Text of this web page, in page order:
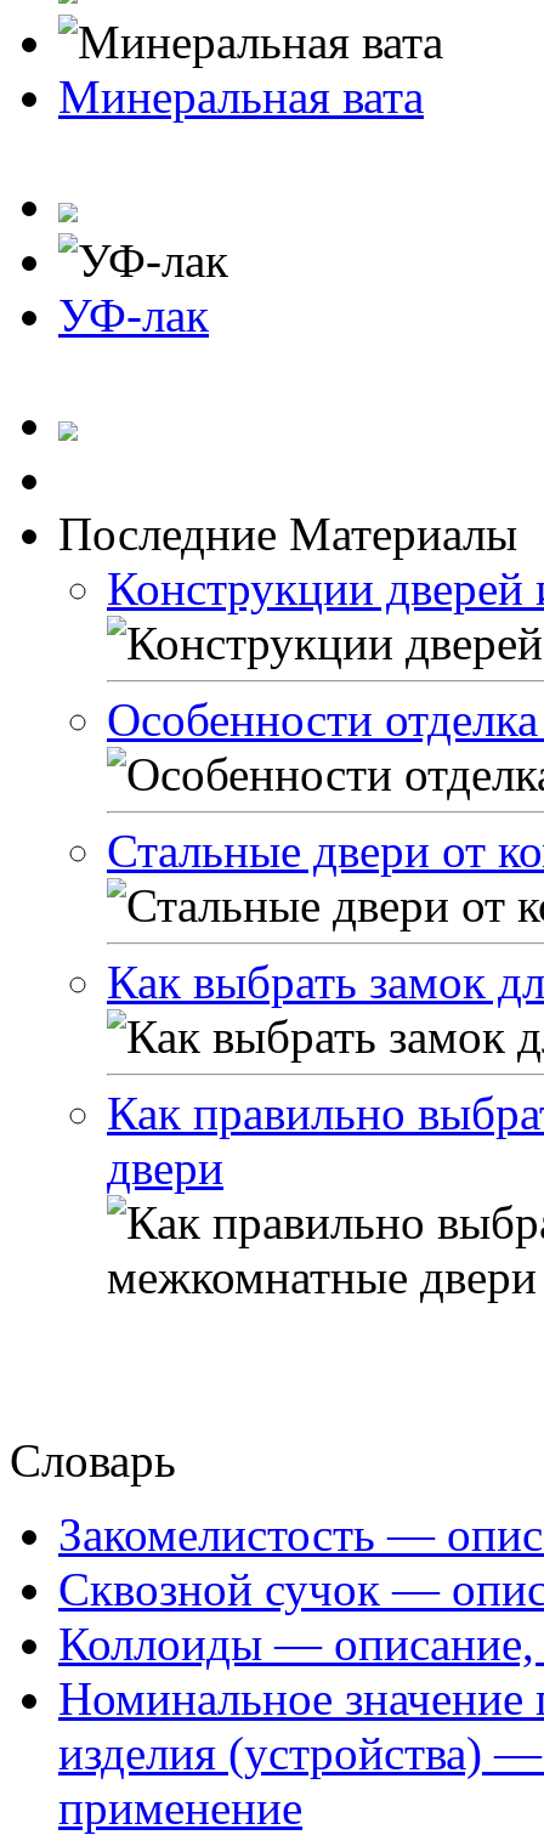
Минеральная вата
УФ-лак
Последние Материалы
Конструкции дверей
Особенности
Стальные двери от
Как выбрать замок
Как правильно
двери
Словарь
Закомелистость —
Сквозной сучок —
Коллоиды — описание,
Номинальное значение
изделия (устройства)
применение